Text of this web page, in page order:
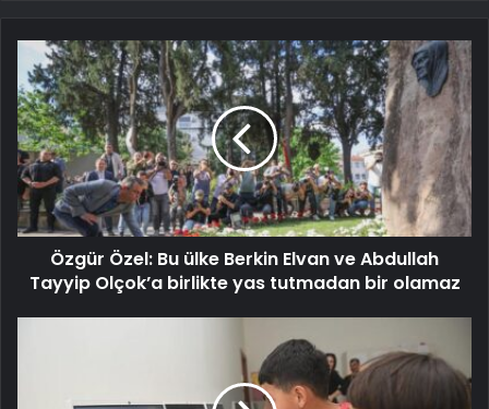
Özgür Özel: Bu ülke Berkin Elvan ve Abdullah
Tayyip Olçok’a birlikte yas tutmadan bir olamaz